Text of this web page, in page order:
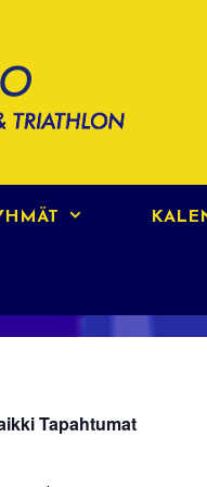
Tapahtumat